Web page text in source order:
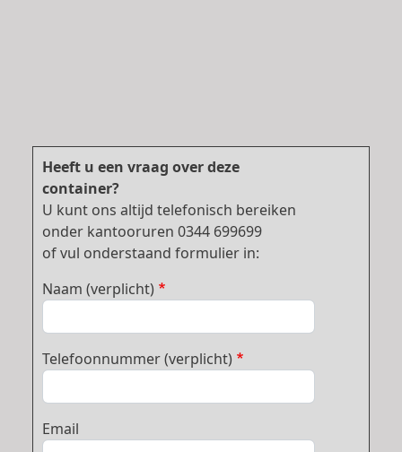
Heeft u een vraag over deze
container?
U kunt ons altijd telefonisch bereiken
onder kantooruren 0344 699699
of vul onderstaand formulier in:
Naam (verplicht)
Telefoonnummer (verplicht)
Email